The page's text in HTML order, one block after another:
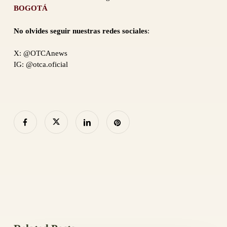
BOGOTÁ
No olvides seguir nuestras redes sociales:
X: @OTCAnews
IG: @otca.oficial